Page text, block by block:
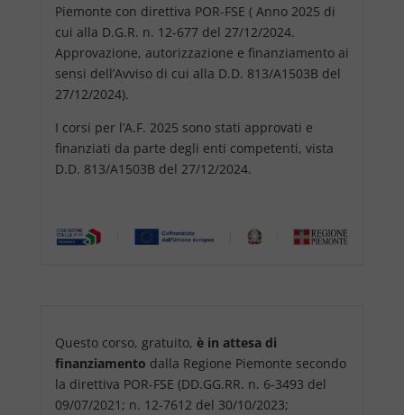
Piemonte con direttiva POR-FSE ( Anno 2025 di
cui alla D.G.R. n. 12-677 del 27/12/2024.
Approvazione, autorizzazione e finanziamento ai
sensi dell’Avviso di cui alla D.D. 813/A1503B del
27/12/2024).
I corsi per l’A.F. 2025 sono stati approvati e
finanziati da parte degli enti competenti, vista
D.D. 813/A1503B del 27/12/2024.
Questo corso, gratuito, è in attesa di
finanziamento dalla Regione Piemonte secondo
la direttiva POR-FSE (DD.GG.RR. n. 6-3493 del
09/07/2021; n. 12-7612 del 30/10/2023;